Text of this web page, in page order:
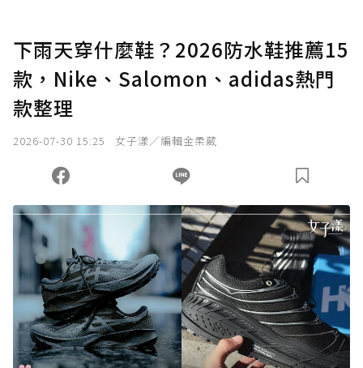
下雨天穿什麼鞋？2026防水鞋推薦15
款，Nike、Salomon、adidas熱門
款整理
2026-07-30 15:25 女子漾／編輯金柔葳